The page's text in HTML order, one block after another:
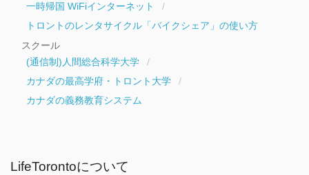
一時帰国 WiFiインターネット
トロントのレンタサイクル「バイクシェア」の使い方
スクール
(通信制)人間総合科学大学
カナダの最高学府・トロント大学
カナダの義務教育システム
LifeTorontoについて